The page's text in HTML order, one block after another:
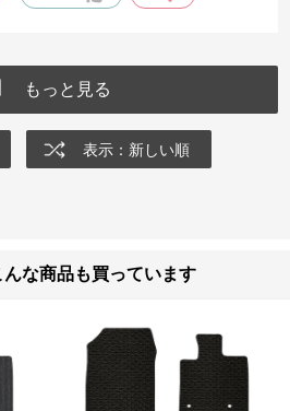
もっと見る
表示：新しい順
な商品も買っています